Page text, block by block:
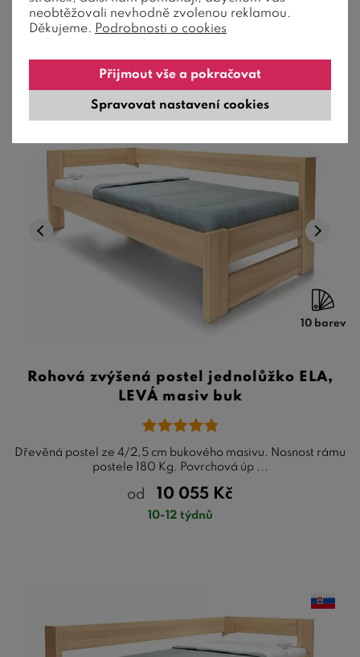
od 16 100Kč
10 barev
Rohová zvýšená postel jednolůžko ELA,
LEVÁ masiv buk
Dřevěná postel ze 4/2,5 cm bukového masivu. Nosnost rámu
postele 180 Kg. Povrchová úp ...
od 10 055 Kč
10-12 týdnů
neobtěžovali nevhodně zvolenou reklamou.
Děkujeme. Podrobnosti o cookies
Spravovat nastavení cookies
Přijmout vše a pokračovat